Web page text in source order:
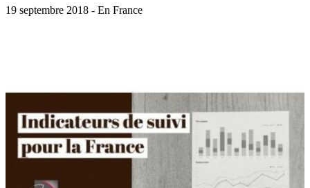
19 septembre 2018 - En France